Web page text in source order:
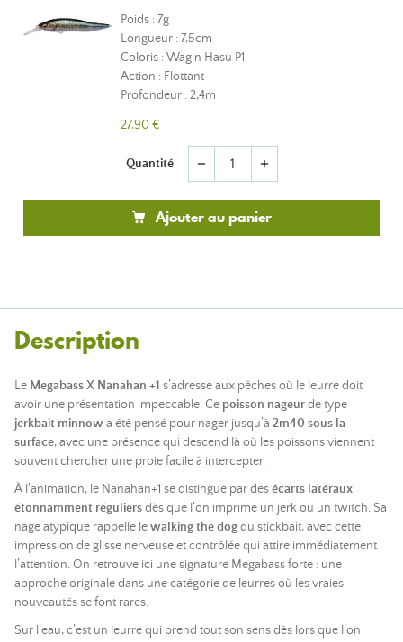
Poids : 7g
Longueur : 7,5cm
Coloris : Wagin Hasu P1
Action : Flottant
Profondeur : 2,4m
27,90 €
Quantité remove add
Ajouter au panier
Description
Le Megabass X Nanahan +1 s’adresse aux pêches où le leurre doit
avoir une présentation impeccable. Ce poisson nageurde type
jerkbait minnow a été pensé pour nager jusqu’à 2m40 sous la
surface, avec une présence qui descend là où les poissons viennent
souvent chercher une proie facile à intercepter.
À l’animation, le Nanahan+1 se distingue par desécarts latéraux
étonnamment réguliersdès que l’on imprime un jerk ou un twitch. Sa
nage atypique rappelle lewalking the dogdu stickbait, avec cette
impression de glisse nerveuse et contrôlée qui attire immédiatement
l’attention. On retrouve ici une signature Megabass forte : une
approche originale dans une catégorie de leurres où les vraies
nouveautés se font rares.
Sur l’eau, c’est un leurre qui prend tout son sens dès lors que l’on